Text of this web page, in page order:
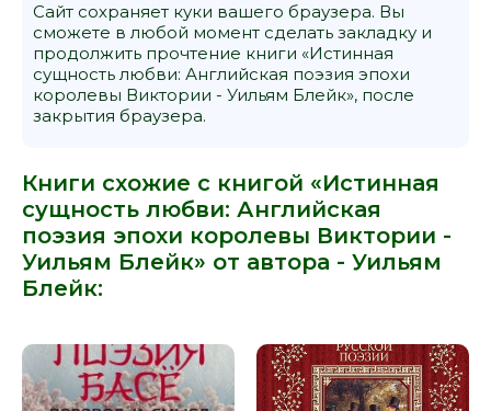
Сайт сохраняет куки вашего браузера. Вы
сможете в любой момент сделать закладку и
продолжить прочтение книги «Истинная
сущность любви: Английская поэзия эпохи
королевы Виктории - Уильям Блейк», после
закрытия браузера.
Книги схожие с книгой «Истинная
сущность любви: Английская
поэзия эпохи королевы Виктории -
Уильям Блейк» от автора - Уильям
Блейк: